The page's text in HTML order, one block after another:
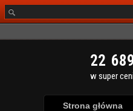
22 68
w super
Strona główna